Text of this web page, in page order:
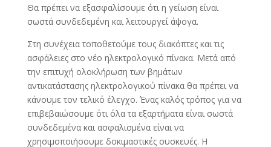
Θα πρέπει να εξασφαλίσουμε ότι η γείωση είναι
σωστά συνδεδεμένη και λειτουργεί άψογα.
Στη συνέχεια τοποθετούμε τους διακόπτες και τις
ασφάλειες στο νέο ηλεκτρολογικό πίνακα. Μετά από
την επιτυχή ολοκλήρωση των βημάτων
αντικατάστασης ηλεκτρολογικού πίνακα θα πρέπει να
κάνουμε τον τελικό έλεγχο. Ένας καλός τρόπος για να
επιβεβαιώσουμε ότι όλα τα εξαρτήματα είναι σωστά
συνδεδεμένα και ασφαλισμένα είναι να
χρησιμοποιήσουμε δοκιμαστικές συσκευές. Η